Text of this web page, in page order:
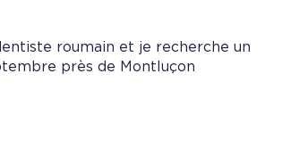
roumain et je recherche un
près de Montluçon